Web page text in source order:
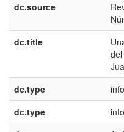
dc.source
dc.title
dc.type
dc.type